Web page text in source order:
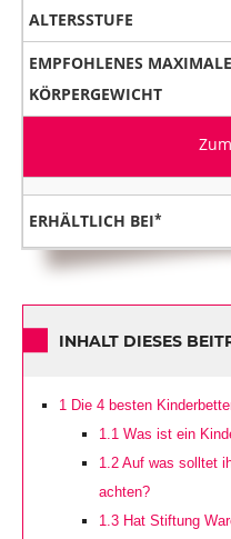
ALTERSSTUFE
EMPFOHLENES
KÖRPERGEWICHT
ERHÄLTLICH BEI
INHALT DIESES
1 Die 4 besten
1.1Was ist ein
1.2Auf was solltet
achten?
1.3Hat Stiftung